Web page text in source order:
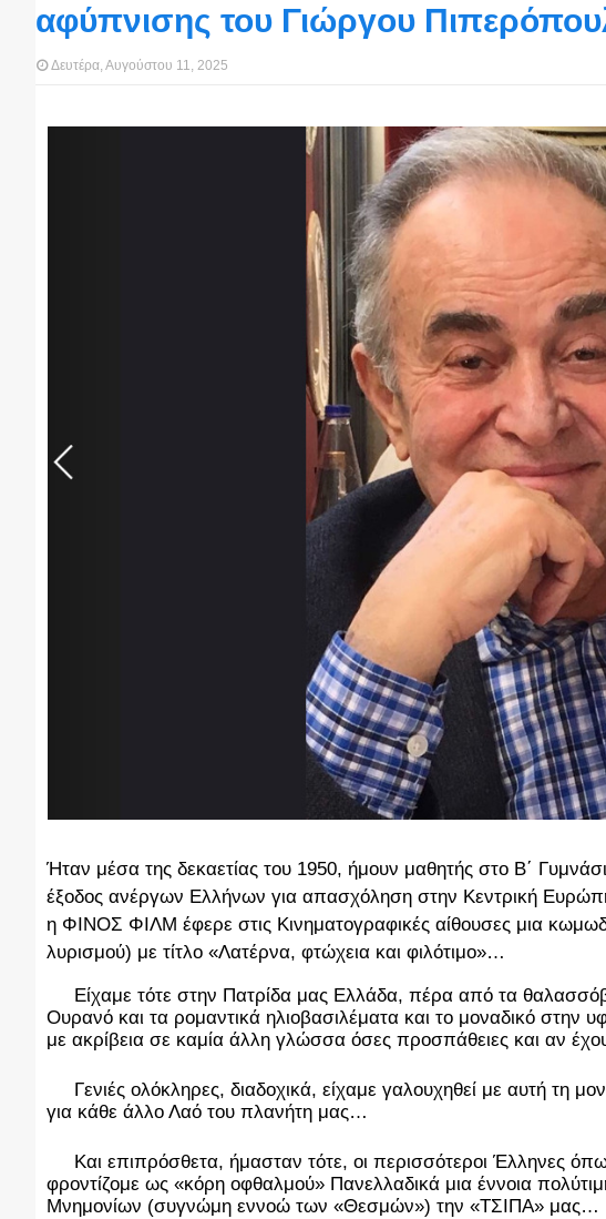
αφύπνισης του Γιώργου
Δευτέρα, Αυγούστου 11, 2025
Ήταν μέσα της δεκαετίας του 1950, ήμουν μαθητής στο Β΄
έξοδος ανέργων Ελλήνων για απασχόληση στην Κεντρική
η ΦΙΝΟΣ ΦΙΛΜ έφερε στις Κινηματογραφικές αίθουσες μια
λυρισμού) με τίτλο «Λατέρνα, φτώχεια και φιλότιμο»…
Είχαμε τότε στην Πατρίδα μας Ελλάδα, πέρα από τα
Ουρανό και τα ρομαντικά ηλιοβασιλέματα και το μοναδικό στην
με ακρίβεια σε καμία άλλη γλώσσα όσες προσπάθειες και αν
Γενιές ολόκληρες, διαδοχικά, είχαμε γαλουχηθεί με αυτή τη
για κάθε άλλο Λαό του πλανήτη μας…
Και επιπρόσθετα, ήμασταν τότε, οι περισσότεροι Έλληνες
φροντίζομε ως «κόρη οφθαλμού» Πανελλαδικά μια έννοια
Μνημονίων (συγνώμη εννοώ των «Θεσμών») την «ΤΣΙΠΑ» μας…